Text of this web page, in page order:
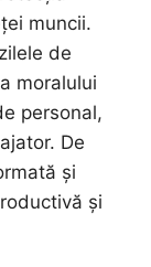
muncii.
de
moralului
personal,
De
și
și